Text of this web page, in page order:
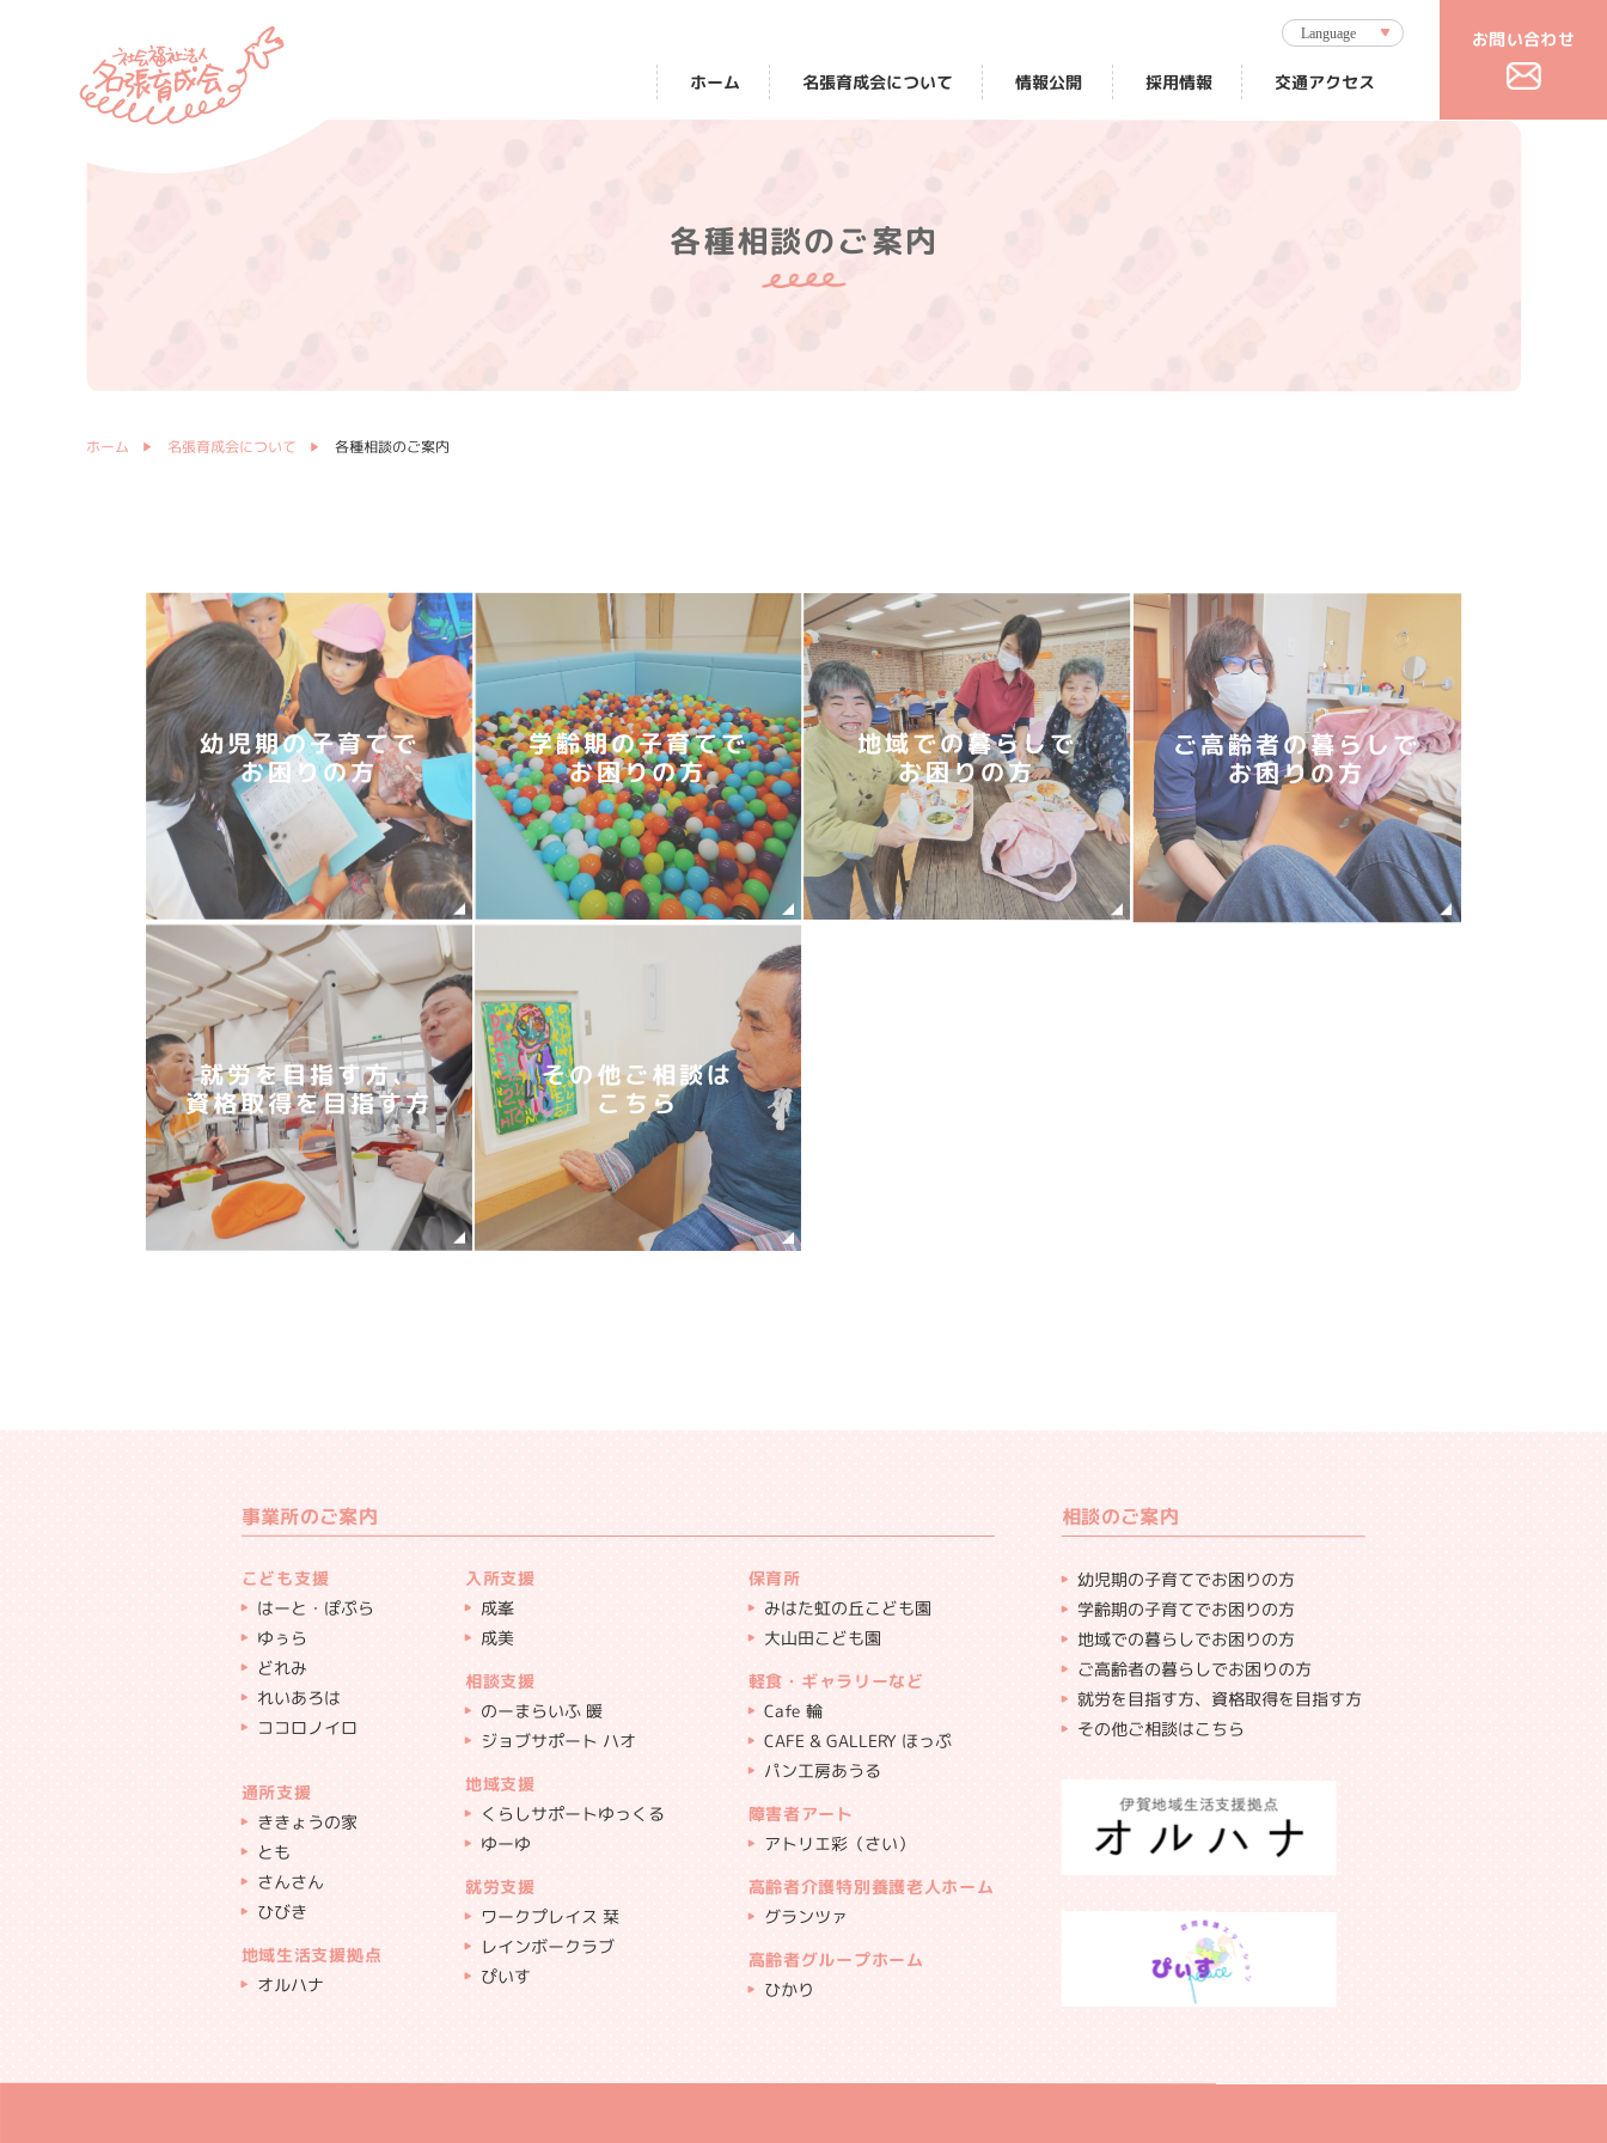
Language
ホーム 名張育成会について 情報公開 採用情報 交通アクセス
お問い合わせ
各種相談のご案内
ホーム 名張育成会について 各種相談のご案内
幼児期の子育てで
お困りの方
学齢期の子育てで
お困りの方
地域での暮らしで
お困りの方
ご高齢者の暮らしで
お困りの方
就労を目指す方、
資格取得を目指す方
その他ご相談は
こちら
事業所のご案内
こども支援
はーと・ぽぷら
ゆぅら
どれみ
れいあろは
ココロノイロ
通所支援
ききょうの家
とも
さんさん
ひびき
地域生活支援拠点
オルハナ
入所支援
成峯
成美
相談支援
のーまらいふ 暖
ジョブサポート ハオ
地域支援
くらしサポートゆっくる
ゆーゆ
就労支援
ワークプレイス 栞
レインボークラブ
ぴいす
保育所
みはた虹の丘こども園
大山田こども園
軽食・ギャラリーなど
Cafe 輪
CAFE & GALLERY ほっぷ
パン工房あうる
障害者アート
アトリエ彩（さい）
高齢者介護特別養護老人ホーム
グランツァ
高齢者グループホーム
ひかり
相談のご案内
幼児期の子育てでお困りの方
学齢期の子育てでお困りの方
地域での暮らしでお困りの方
ご高齢者の暮らしでお困りの方
就労を目指す方、資格取得を目指す方
その他ご相談はこちら